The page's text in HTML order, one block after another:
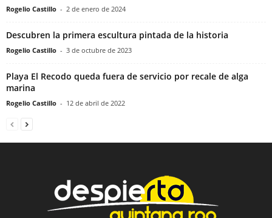
Rogelio Castillo - 2 de enero de 2024
Descubren la primera escultura pintada de la historia
Rogelio Castillo - 3 de octubre de 2023
Playa El Recodo queda fuera de servicio por recale de alga
marina
Rogelio Castillo - 12 de abril de 2022